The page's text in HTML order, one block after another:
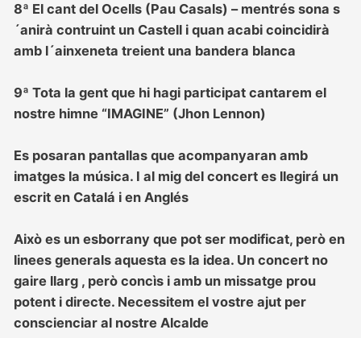
8ª El cant del Ocells (Pau Casals) – mentrés sona s
´anirà contruint un Castell i quan acabi coincidirà
amb l´ainxeneta treient una bandera blanca
9ª Tota la gent que hi hagi participat cantarem el
nostre himne “IMAGINE” (Jhon Lennon)
Es posaran pantallas que acompanyaran amb
imatges la música. I al mig del concert es llegirá un
escrit en Catalá i en Anglés
Això es un esborrany que pot ser modificat, però en
linees generals aquesta es la idea. Un concert no
gaire llarg , però concìs i amb un missatge prou
potent i directe. Necessitem el vostre ajut per
conscienciar al nostre Alcalde